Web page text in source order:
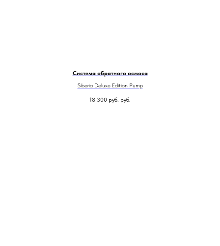
Система обратного осмоса
Siberia Deluxe Edition Pump
18 300 руб. руб.